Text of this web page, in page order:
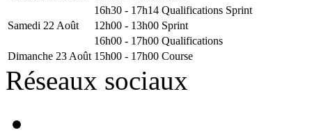
16h30 - 17h14 Qualifications Sprint
Samedi 22 Août
12h00 - 13h00 Sprint
16h00 - 17h00 Qualifications
Dimanche 23 Août 15h00 - 17h00 Course
Réseaux sociaux